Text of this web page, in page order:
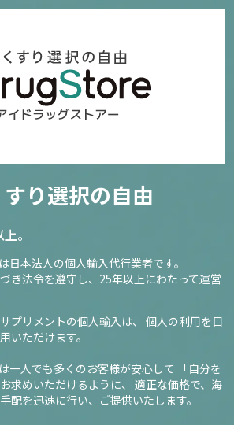
り選択の自由
。
日本法人の個人輸入代行業者です。
き法令を遵守し、 25年以上にわたって運営
プリメントの個人輸入は、 個人の利用を目
いただけます。
一人でも多くのお客様が安心して
「自分を
求めいただけるように、 適正な価格で、海
配を迅速に行い、ご提供いたします。